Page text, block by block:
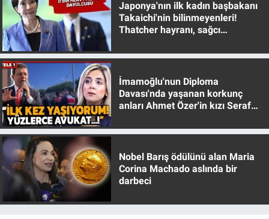
Japonya'nın ilk kadın başbakanı
Takaichi'nin bilinmeyenleri!
Thatcher hayranı, sağcı
İmamoğlu'nun Diploma
Davası'nda yaşanan korkunç
anları Ahmet Özer'in kızı Seraf
Nobel Barış ödülünü alan Maria
Corina Machado aslında bir
darbeci
Nedir
Popüler
Programlar
Sağlık
Spor
Teknoloji
Türkiye'nin Geleceği